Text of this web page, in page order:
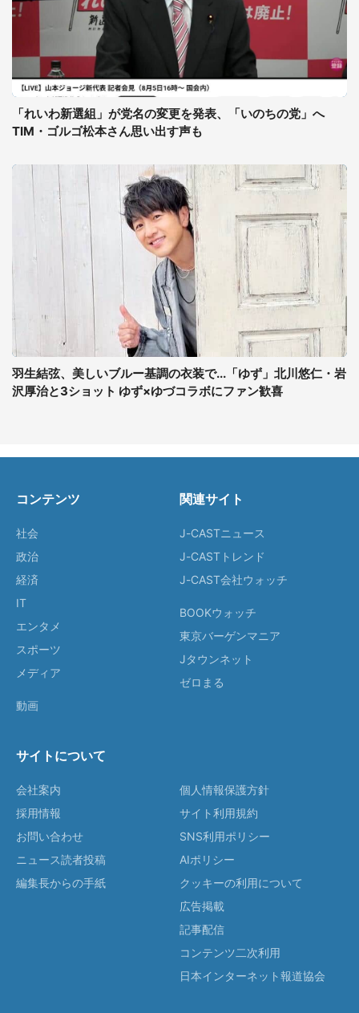
「れいわ新選組」が党名の変更を発表、「いのちの党」へ
TIM・ゴルゴ松本さん思い出す声も
羽生結弦、美しいブルー基調の衣装で...「ゆず」北川悠仁・岩
沢厚治と3ショット ゆず×ゆづコラボにファン歓喜
コンテンツ
社会
政治
経済
IT
エンタメ
スポーツ
メディア
動画
関連サイト
J-CASTニュース
J-CASTトレンド
J-CAST会社ウォッチ
BOOKウォッチ
東京バーゲンマニア
Jタウンネット
ゼロまる
サイトについて
会社案内
採用情報
お問い合わせ
ニュース読者投稿
編集長からの手紙
個人情報保護方針
サイト利用規約
SNS利用ポリシー
AIポリシー
クッキーの利用について
広告掲載
記事配信
コンテンツ二次利用
日本インターネット報道協会